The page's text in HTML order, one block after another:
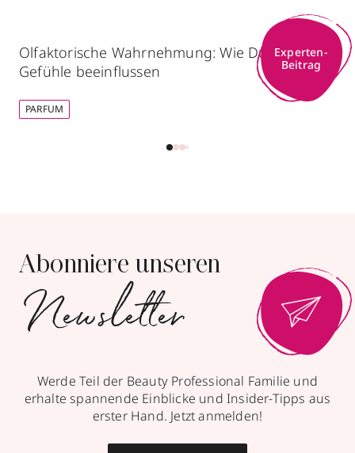
Experten-
Beitrag
Olfaktorische Wahrnehmung: Wie Düfte unsere
Gefühle beeinflussen
PARFUM
Abonniere unseren
Newsletter
Werde Teil der Beauty Professional Familie und
erhalte spannende Einblicke und Insider-Tipps aus
erster Hand. Jetzt anmelden!